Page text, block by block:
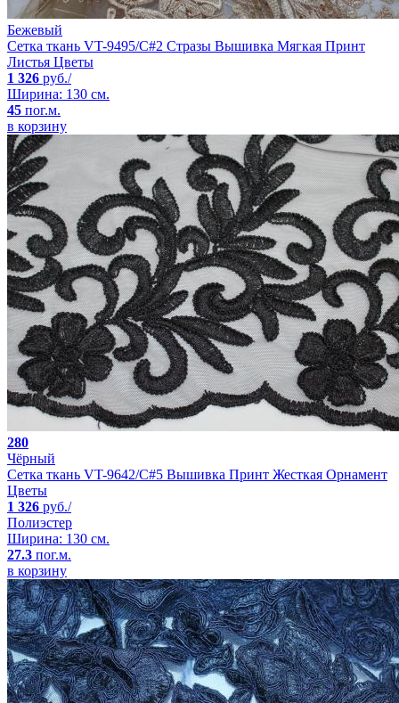
Бежевый
Сетка ткань VT-9495/C#2 Стразы Вышивка Мягкая Принт
Листья Цветы
1 326 руб./
Ширина: 130 см.
45 пог.м.
в корзину
280
Чёрный
Сетка ткань VT-9642/C#5 Вышивка Принт Жесткая Орнамент
Цветы
1 326 руб./
Полиэстер
Ширина: 130 см.
27.3 пог.м.
в корзину